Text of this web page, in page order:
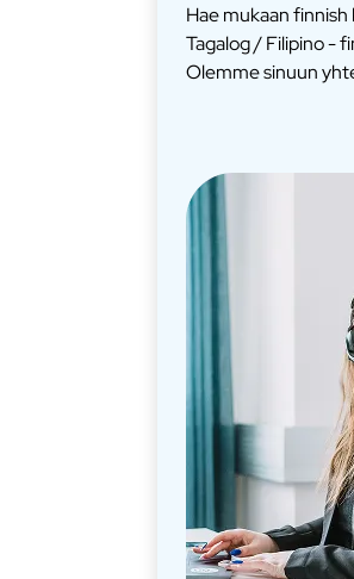
Hae mukaan
Tagalog / Filipino -
Olemme sinuun